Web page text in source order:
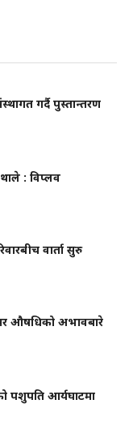
गर्दै पुस्तान्तरण
: विप्लव
वार्ता सुरु
औषधिको अभावबारे
पशुपति आर्यघाटमा